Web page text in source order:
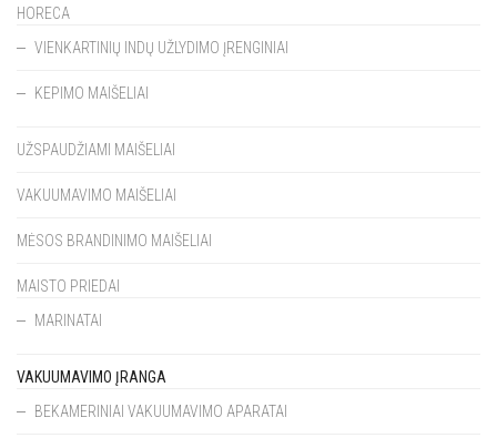
HORECA
VIENKARTINIŲ INDŲ UŽLYDIMO ĮRENGINIAI
KEPIMO MAIŠELIAI
UŽSPAUDŽIAMI MAIŠELIAI
VAKUUMAVIMO MAIŠELIAI
MĖSOS BRANDINIMO MAIŠELIAI
MAISTO PRIEDAI
MARINATAI
VAKUUMAVIMO ĮRANGA
BEKAMERINIAI VAKUUMAVIMO APARATAI